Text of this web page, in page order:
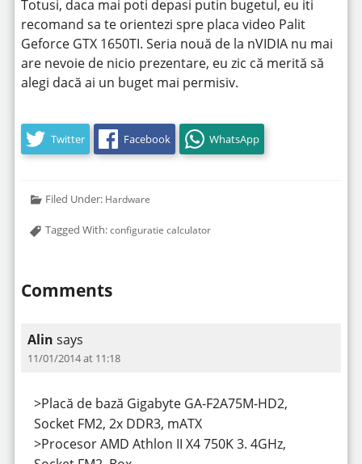
Totusi, daca mai poti depasi putin bugetul, eu iti
recomand sa te orientezi spre placa video Palit
Geforce GTX 1650TI. Seria nouă de la nVIDIA nu mai
are nevoie de nicio prezentare, eu zic că merită să
alegi dacă ai un buget mai permisiv.
Twitter Facebook WhatsApp
Filed Under: Hardware
Tagged With:configuratie calculator
Comments
Alin says
11/01/2014 at 11:18
>Placă de bază Gigabyte GA-F2A75M-HD2,
Socket FM2, 2x DDR3, mATX
>Procesor AMD Athlon II X4 750K 3. 4GHz,